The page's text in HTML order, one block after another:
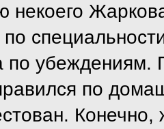
некоего
по убеждениям.
по